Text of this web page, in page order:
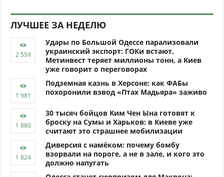
ЛУЧШЕЕ ЗА НЕДЕЛЮ
Удары по Большой Одессе парализовали
украинский экспорт: ГОКи встают,
Метинвест теряет миллионы тонн, а Киев
уже говорит о переговорах
Подземная казнь в Херсоне: как ФАБы
похоронили взвод «Птах Мадьяра» заживо
30 тысяч бойцов Ким Чен Ына готовят к
броску на Сумы и Харьков: в Киеве уже
считают это страшнее мобилизации
Диверсия с намёком: почему бомбу
взорвали на пороге, а не в зале, и кого это
должно напугать